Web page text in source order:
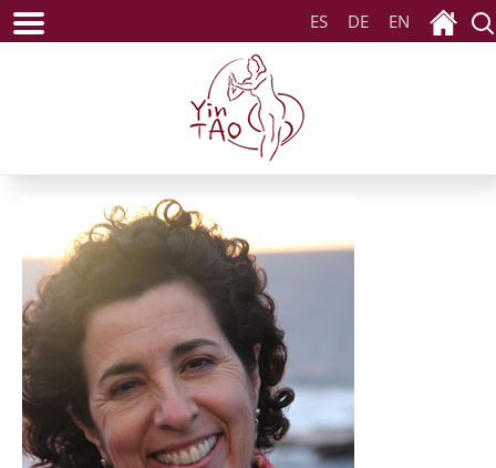
ES DE EN